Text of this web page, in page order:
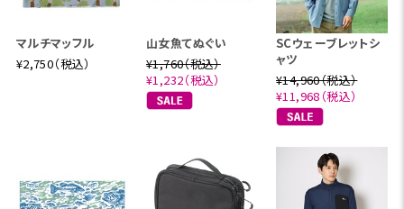
マルチマッフル
¥2,750（税込）
山女魚てぬぐい
¥1,760（税込）
¥1,232（税込）
SCウェーブレットシ
ャツ
¥14,960（税込）
¥11,968（税込）